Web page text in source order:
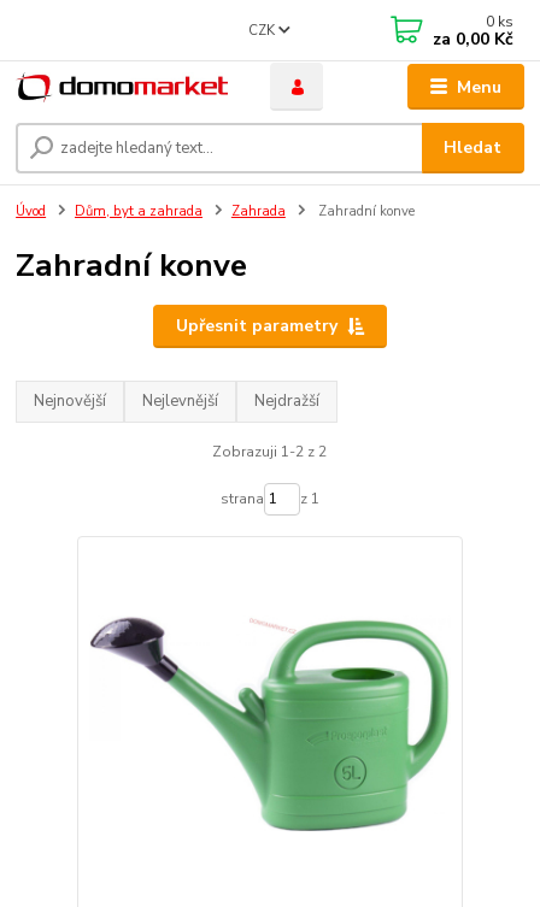
Menu
CZK
Hledat
0 ks
za 0,00 Kč
Úvod Dům, byt a zahrada Zahrada Zahradní konve
Zahradní konve
Upřesnit parametry
Nejnovější Nejlevnější Nejdražší
Zobrazuji 1-2 z 2
strana z 1